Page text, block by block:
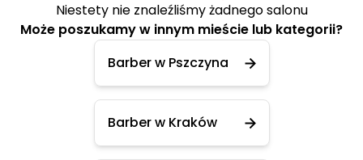
Niestety nie znaleźliśmy żadnego salonu
Może poszukamy w innym mieście lub kategorii?
Barber w Pszczyna
Barber w Kraków